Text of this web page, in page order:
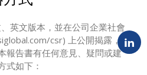
英文版本，並在公司企業社會
csr) 上公開揭露，
報告書有任何意見、疑問或建
式如下：